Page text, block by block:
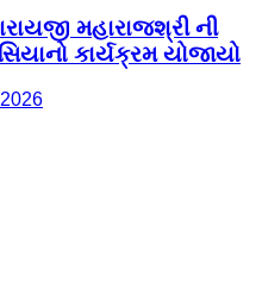
મહારાજશ્રી ની
કાર્યક્રમ યોજાયો